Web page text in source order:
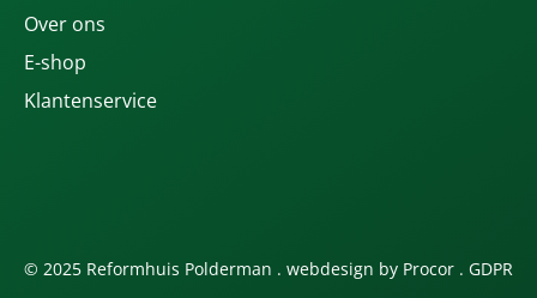
Over ons
E-shop
Klantenservice
© 2025 Reformhuis Polderman . webdesign by Procor . GDPR